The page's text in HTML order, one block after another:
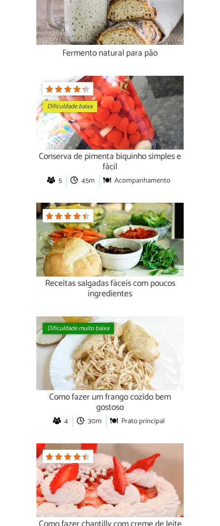
Fermento natural para pão
Dificuldade baixa
Conserva de pimenta biquinho simples e
fácil
5 45m Acompanhamento
Receitas salgadas fáceis com poucos
ingredientes
Dificuldade muito baixa
Como fazer um frango cozido bem
gostoso
4 30m Prato principal